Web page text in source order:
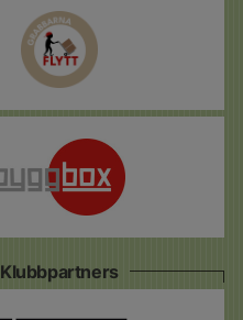
Klubbpartners